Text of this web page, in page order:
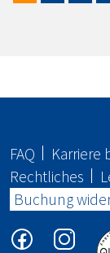
FAQ Karriere
Rechtliches
Buchung